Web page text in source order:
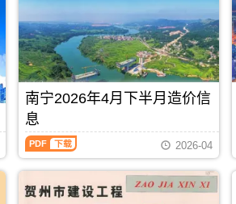
价，
玉
林
市
造
价
信
息
期
刊
贵
港
工
程
合
同
价
款
确
定
与
调
整，
设
工
程
造
价
信
期
刊，
由
钦
州
市
建
设
PDF 下载
南宁2026年4月下半月造价信
息
南
宁
4
2026-04